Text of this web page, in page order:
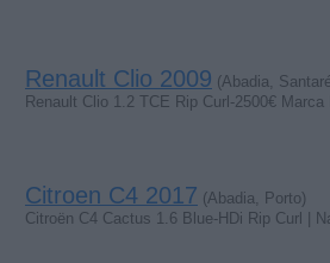
Renault Clio 2009 (Abadia,
Renault Clio 1.2 TCE Rip Curl-2500€
Citroen C4 2017 (Abadia, Porto)
Citroën C4 Cactus 1.6 Blue-HDi Rip Curl |